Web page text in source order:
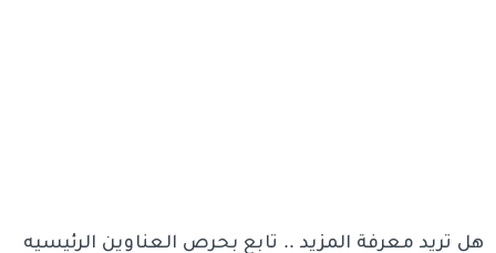
هل تريد معرفة المزيد .. تابع بحرص العناوين الرئيسيه